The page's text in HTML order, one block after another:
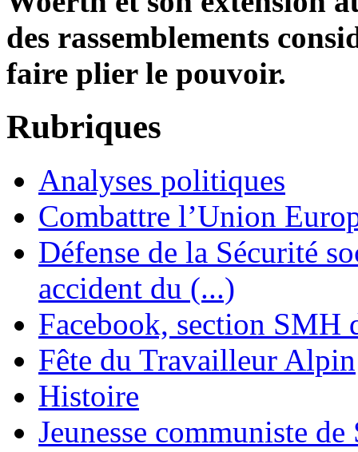
des rassemblements
faire plier le pouvoir.
Rubriques
Analyses politiques
Combattre l’Union
Défense de la Sécurité
accident du (...)
Facebook, section SMH
Fête du Travailleur Alpin
Histoire
Jeunesse communiste